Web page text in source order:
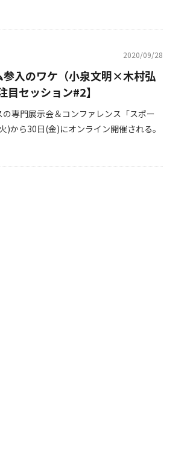
2020/09/28
参入のワケ（小泉文明×木村弘
セッション#2】
専門展示会＆コンファレンス「スポー
から30日(金)にオンライン開催される。